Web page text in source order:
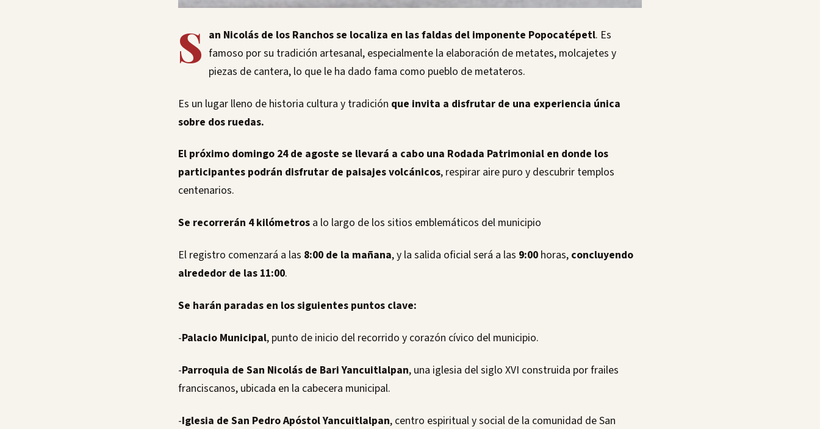
S an Nicolás de los Ranchos se localiza en las faldas del imponente Popocatépetl. Es
famoso por su tradición artesanal, especialmente la elaboración de metates, molcajetes y
piezas de cantera, lo que le ha dado fama como pueblo de metateros.
Es un lugar lleno de historia cultura y tradición que invita a disfrutar de una experiencia única
sobre dos ruedas.
El próximo domingo 24 de agoste se llevará a cabo una Rodada Patrimonial en donde los
participantes podrán disfrutar de paisajes volcánicos, respirar aire puro y descubrir templos
centenarios.
Se recorrerán 4 kilómetros a lo largo de los sitios emblemáticos del municipio
El registro comenzará a las 8:00 de la mañana, y la salida oficial será a las 9:00 horas, concluyendo
alrededor de las 11:00.
Se harán paradas en los siguientes puntos clave:
-Palacio Municipal, punto de inicio del recorrido y corazón cívico del municipio.
-Parroquia de San Nicolás de Bari Yancuitlalpan, una iglesia del siglo XVI construida por frailes
franciscanos, ubicada en la cabecera municipal.
-Iglesia de San Pedro Apóstol Yancuitlalpan, centro espiritual y social de la comunidad de San